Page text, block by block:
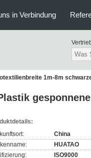
in Verbindung
1m-8m
China
HUATAO
ISO9000